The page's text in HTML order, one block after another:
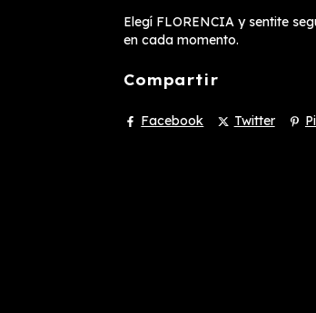
Elegí FLORENCIA y sentite
en cada momento.
Compartir
Facebook Twitter